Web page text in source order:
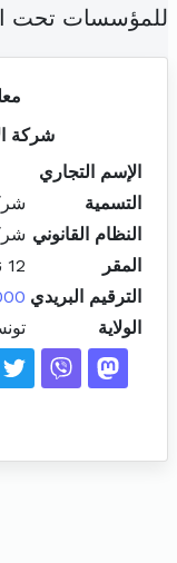
للمؤسسات تحت
شركة
الإسم التجاري
التسمية
النظام القانوني
المقر
12 نهج النخيل باردو
الترقيم البريدي
الولاية